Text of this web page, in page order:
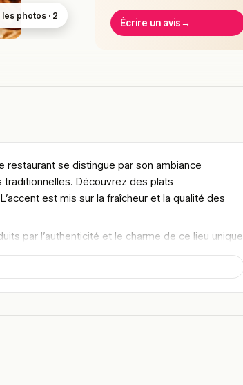
photos · 2
Écrire un avis→
restaurant se distingue par son ambiance
Découvrez des plats
est mis sur la fraîcheur et la qualité des
par l’authenticité et le charme de ce lieu unique
Améliorer la fiche de cet établissement